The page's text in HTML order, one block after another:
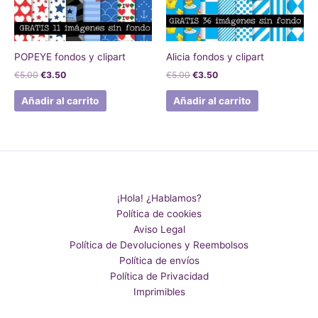
POPEYE fondos y clipart
€5.00 €3.50
Añadir al carrito
Alicia fondos y clipart
€5.00 €3.50
Añadir al carrito
¡Hola! ¿Hablamos?
Política de cookies
Aviso Legal
Política de Devoluciones y Reembolsos
Política de envíos
Política de Privacidad
Imprimibles